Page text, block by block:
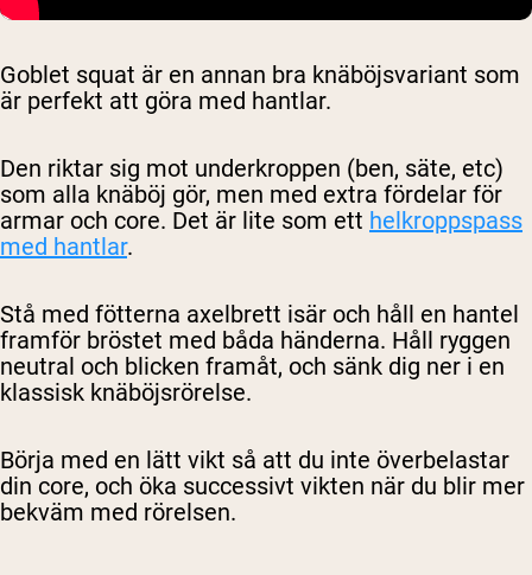
Goblet squat är en annan bra knäböjsvariant som
är perfekt att göra med hantlar.
Den riktar sig mot underkroppen (ben, säte, etc)
som alla knäböj gör, men med extra fördelar för
armar och core. Det är lite som ett helkroppspass
med hantlar.
Stå med fötterna axelbrett isär och håll en hantel
framför bröstet med båda händerna. Håll ryggen
neutral och blicken framåt, och sänk dig ner i en
klassisk knäböjsrörelse.
Börja med en lätt vikt så att du inte överbelastar
din core, och öka successivt vikten när du blir mer
bekväm med rörelsen.